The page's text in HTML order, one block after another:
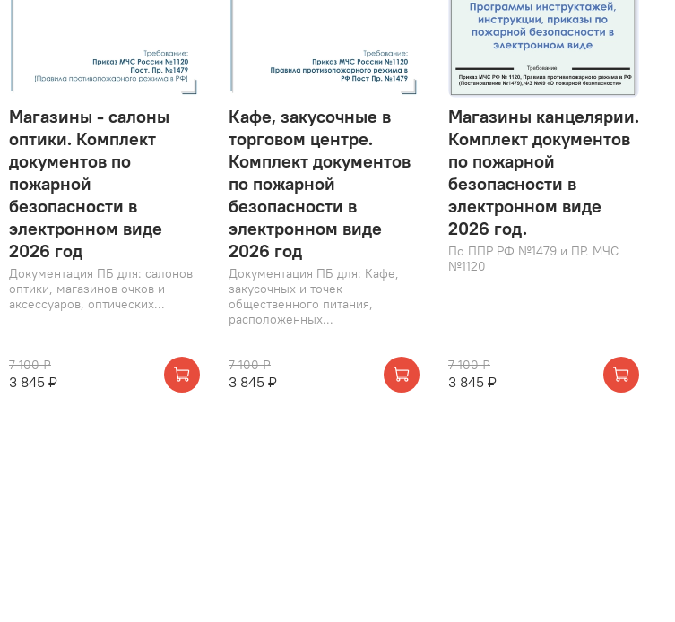
Магазины - салоны
оптики. Комплект
документов по
пожарной
безопасности в
электронном виде
2026 год
Документация ПБ для: салонов
оптики, магазинов очков и
аксессуаров, оптических...
7 100 ₽
3 845 ₽
Кафе, закусочные в
торговом центре.
Комплект документов
по пожарной
безопасности в
электронном виде
2026 год
Документация ПБ для: Кафе,
закусочных и точек
общественного питания,
расположенных...
7 100 ₽
3 845 ₽
Магазины канцелярии.
Комплект документов
по пожарной
безопасности в
электронном виде
2026 год.
По ППР РФ №1479 и ПР. МЧС
№1120
7 100 ₽
3 845 ₽